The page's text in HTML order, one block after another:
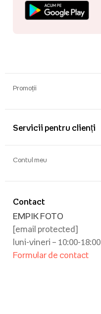
Promoții
Servicii pentru clienți
Contact
EMPIK FOTO
[email protected]
luni-vineri – 10:00-18:00
Formular de contact
Contul meu